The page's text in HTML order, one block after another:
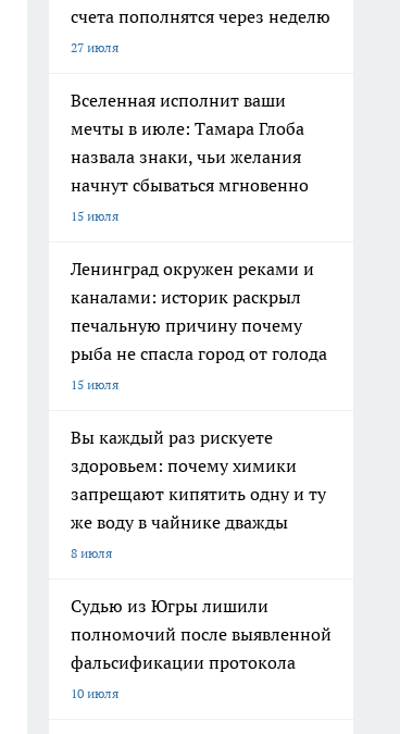
счета пополнятся через неделю
27 июля
Вселенная исполнит ваши
мечты в июле: Тамара Глоба
назвала знаки, чьи желания
начнут сбываться мгновенно
15 июля
Ленинград окружен реками и
каналами: историк раскрыл
печальную причину почему
рыба не спасла город от голода
15 июля
Вы каждый раз рискуете
здоровьем: почему химики
запрещают кипятить одну и ту
же воду в чайнике дважды
8 июля
Судью из Югры лишили
полномочий после выявленной
фальсификации протокола
10 июля